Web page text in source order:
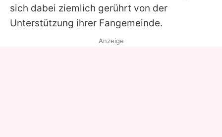
sich dabei ziemlich gerührt von der
Unterstützung ihrer Fangemeinde.
Anzeige